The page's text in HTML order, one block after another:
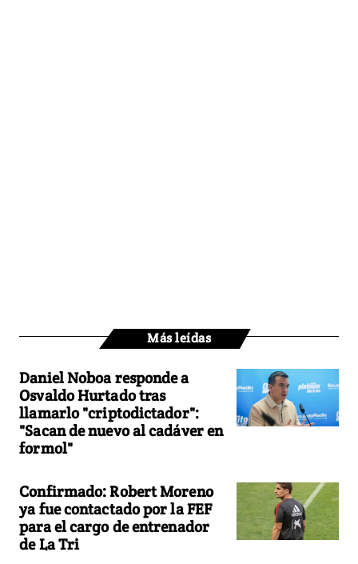
Más leídas
Daniel Noboa responde a
Osvaldo Hurtado tras
llamarlo "criptodictador":
"Sacan de nuevo al cadáver en
formol"
Confirmado: Robert Moreno
ya fue contactado por la FEF
para el cargo de entrenador
de La Tri